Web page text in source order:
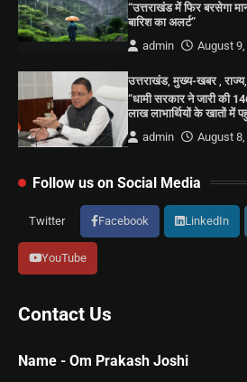
“उत्तराखंड में फिर बरसेगा
बारिश का अलर्ट”
admin
August
उत्तराखंड,मुख्य-खबर ,राज्य
“धामी सरकार ने जारी की
लाख लाभार्थियों के खातों में
admin
August
Follow us on Social Media
Twitter Facebook LinkedIn
YouTube
Contact Us
Name - Om Prakash Joshi